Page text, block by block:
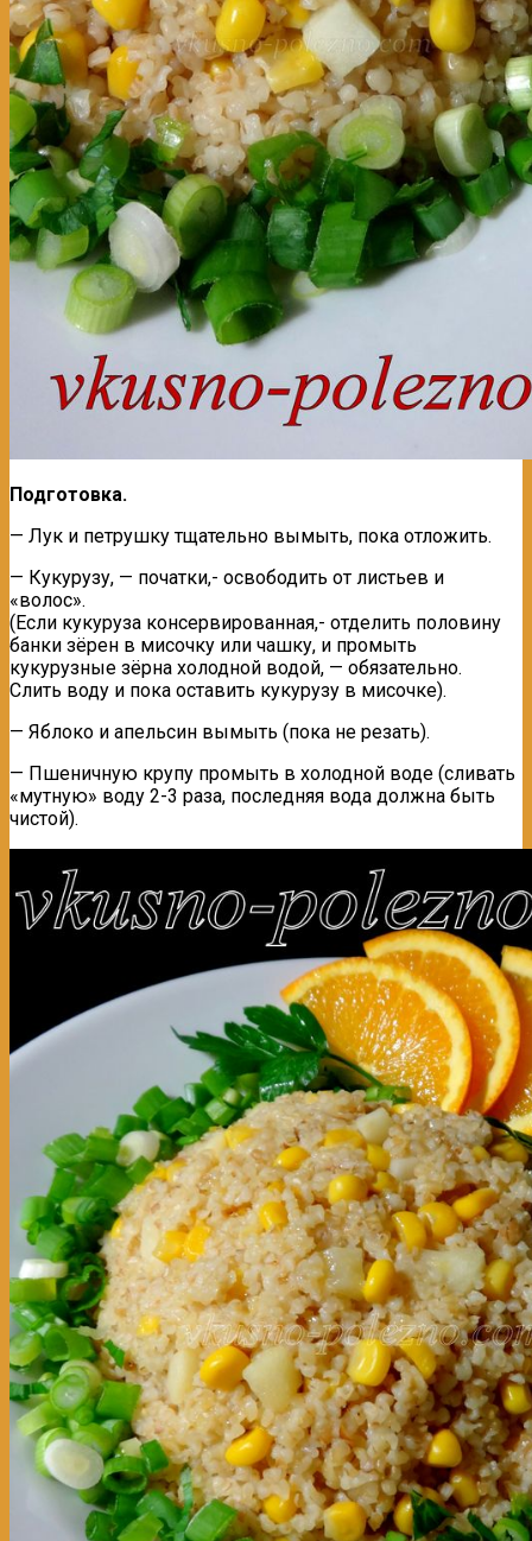
Подготовка.
— Лук и петрушку тщательно вымыть, пока отложить.
— Кукурузу, — початки,- освободить от листьев и
«волос».
(Если кукуруза консервированная,- отделить половину
банки зёрен в мисочку или чашку, и промыть
кукурузные зёрна холодной водой, — обязательно.
Слить воду и пока оставить кукурузу в мисочке).
— Яблоко и апельсин вымыть (пока не резать).
— Пшеничную крупу промыть в холодной воде (сливать
«мутную» воду 2-3 раза, последняя вода должна быть
чистой).